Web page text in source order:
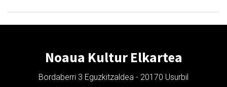
Noaua Kultur Elkartea
Bordaberri 3 Eguzkitzaldea - 20170 Usurbil